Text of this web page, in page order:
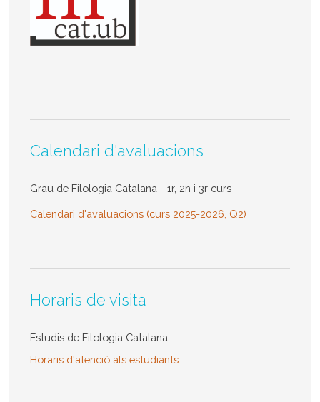
Calendari d'avaluacions
Grau de Filologia Catalana - 1r, 2n i 3r curs
Calendari d'avaluacions (curs 2025-2026, Q2)
Horaris de visita
Estudis de Filologia Catalana
Horaris d'atenció als estudiants